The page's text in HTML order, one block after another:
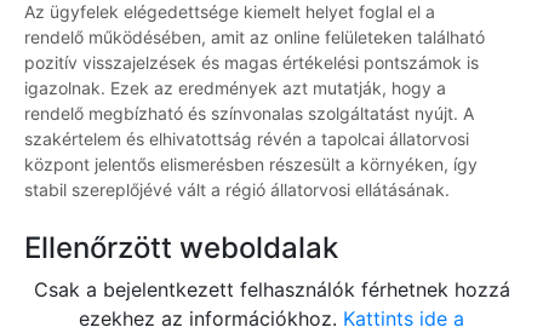
Az ügyfelek elégedettsége kiemelt helyet foglal el a
rendelő működésében, amit az online felületeken található
pozitív visszajelzések és magas értékelési pontszámok is
igazolnak. Ezek az eredmények azt mutatják, hogy a
rendelő megbízható és színvonalas szolgáltatást nyújt. A
szakértelem és elhivatottság révén a tapolcai állatorvosi
központ jelentős elismerésben részesült a környéken, így
stabil szereplőjévé vált a régió állatorvosi ellátásának.
Ellenőrzött weboldalak
Csak a bejelentkezett felhasználók férhetnek hozzá
ezekhez az információkhoz. Kattints ide a